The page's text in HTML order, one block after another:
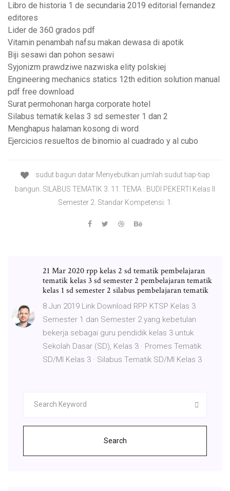
Libro de historia 1 de secundaria 2019 editorial fernandez
editores
Lider de 360 grados pdf
Vitamin penambah nafsu makan dewasa di apotik
Biji sesawi dan pohon sesawi
Syjonizm prawdziwe nazwiska elity polskiej
Engineering mechanics statics 12th edition solution manual
pdf free download
Surat permohonan harga corporate hotel
Silabus tematik kelas 3 sd semester 1 dan 2
Menghapus halaman kosong di word
Ejercicios resueltos de binomio al cuadrado y al cubo
sudut bagun datar Menyebutkan jumlah sudut tiap-tiap
bangun. SILABUS TEMATIK 3. 11. TEMA : BUDI PEKERTI Kelas II
Semester 2. Standar Kompetensi: 1.
21 Mar 2020 rpp kelas 2 sd tematik pembelajaran
tematik kelas 3 sd semester 2 pembelajaran tematik
kelas 1 sd semester 2 silabus pembelajaran tematik
8 Jun 2019 Link Download RPP KTSP Kelas 3
Semester 1 dan Semester 2 yang kebetulan
bekerja sebagai guru pendidik kelas 3 untuk
Sekolah Dasar (SD), Kelas 3 · Promes Tematik
SD/MI Kelas 3 · Silabus Tematik SD/MI Kelas 3
Search